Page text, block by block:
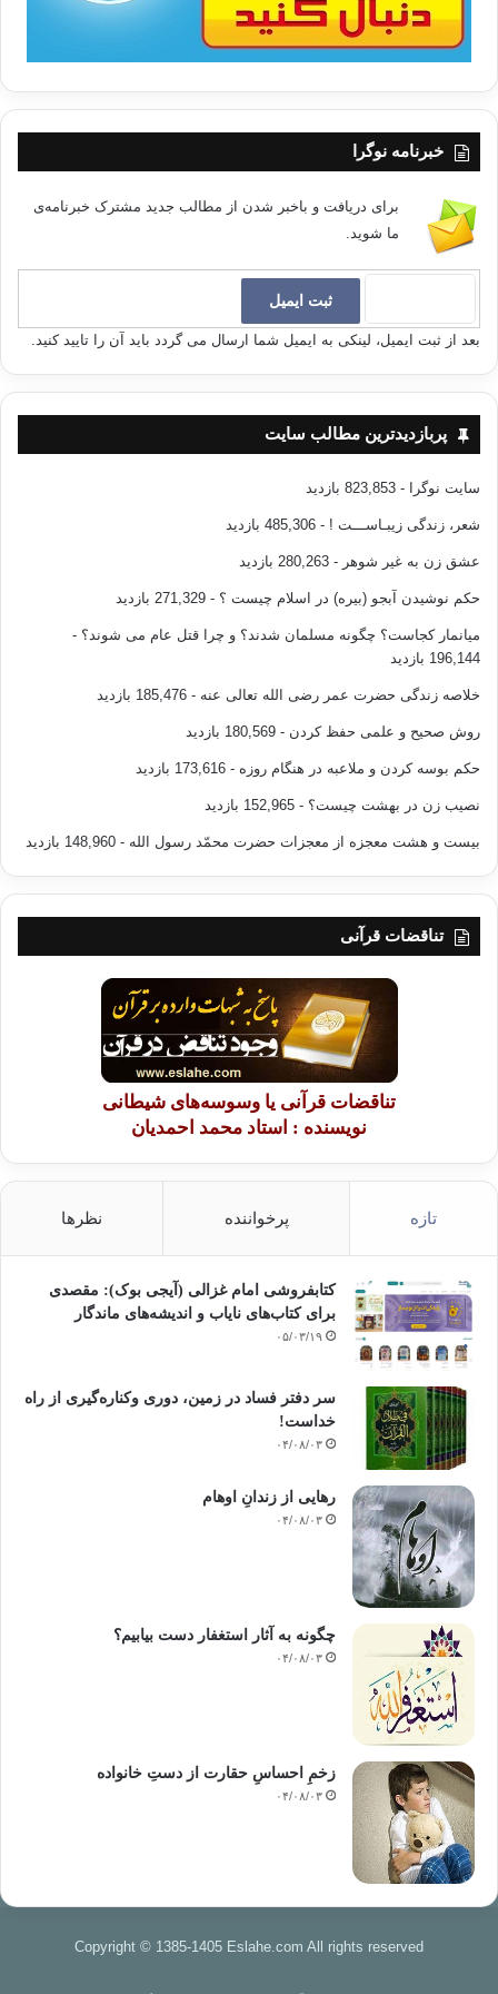
خبرنامه نوگرا
برای دریافت و باخبر شدن از مطالب جدید مشترک خبرنامه‌ی
ما شوید.
بعد از ثبت ایمیل، لینکی به ایمیل شما ارسال می گردد باید آن را تایید کنید.
پربازدیدترین مطالب سایت
سایت نوگرا - 823,853 بازدید
شعر، زندگی زیبـاســـت ! - 485,306 بازدید
عشق زن به غیر شوهر - 280,263 بازدید
حکم نوشیدن آبجو (بیره) در اسلام چیست ؟ - 271,329 بازدید
میانمار کجاست؟ چگونه مسلمان شدند؟ و چرا قتل عام می شوند؟ -
196,144 بازدید
خلاصه زندگی حضرت عمر رضی الله تعالی عنه - 185,476 بازدید
روش صحیح و علمی حفظ کردن - 180,569 بازدید
حکم بوسه کردن و ملاعبه در هنگام روزه - 173,616 بازدید
نصیب زن در بهشت چیست؟ - 152,965 بازدید
بیست و هشت معجزه از معجزات حضرت محمّد رسول الله - 148,960 بازدید
تناقضات قرآنی
تناقضات قرآنی یا وسوسه‌های شیطانی
نویسنده : استاد محمد احمدیان
تازه پرخواننده نظرها
کتابفروشی امام غزالی (آیجی بوک): مقصدی
برای کتاب‌های نایاب و اندیشه‌های ماندگار
۰۵/۰۳/۱۹
سر دفتر فساد در زمین‌، دوری وکناره‌گیری از راه
خداست‌!
۰۴/۰۸/۰۳
رهایی از زندانِ اوهام
۰۴/۰۸/۰۳
چگونه به آثار استغفار دست بیابیم؟
۰۴/۰۸/۰۳
زخمِ احساسِ حقارت از دستِ خانواده
۰۴/۰۸/۰۳
Copyright © 1385-1405 Eslahe.com All rights reserved